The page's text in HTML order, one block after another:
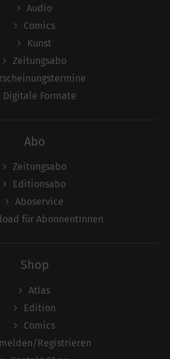
Audio
Comics
Kunst
Zeitungsabo
Digitale Formate
Abo
Zeitungsabo
Editionsabo
Aboservice
für AbonnentInnen
Shop
Atlas
Edition
Comics
Registrieren